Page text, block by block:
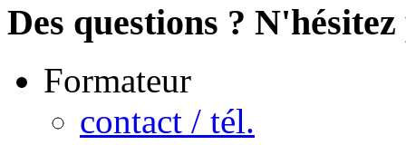
Des questions ?
Formateur
contact / tél.